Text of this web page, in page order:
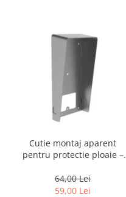
Cutie montaj aparent
pentru protectie ploaie –
64,00 Lei
59,00 Lei